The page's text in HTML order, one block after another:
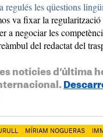
regulés les qüestions
va fixar la regularització
a negociar les
del redactat del
notícies d’última
MÍRIAM NOGUERAS